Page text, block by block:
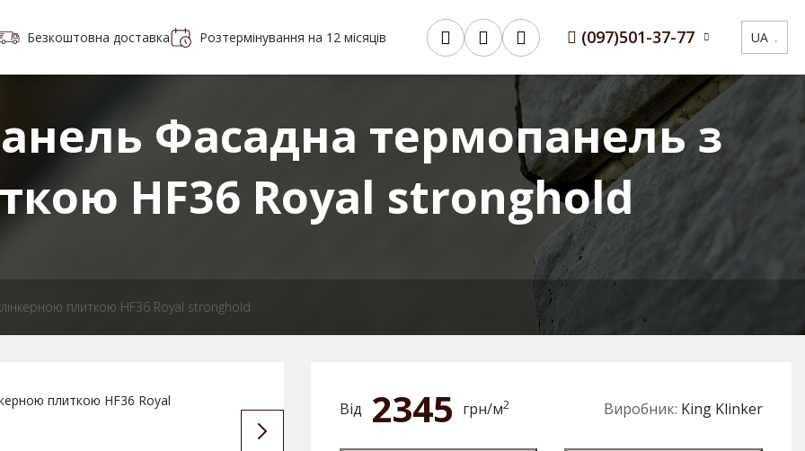
Безкоштовна доставка Розтермінування на 12 місяців (097)501-37-77 UA
Портфоліо Контакти Сертифікати 3D Конфігуратор
Фасадна термопанель з
HF36 Royal stronghold
плиткою HF36 Royal stronghold
Від 2345 грн/м2 Виробник: King Klinker